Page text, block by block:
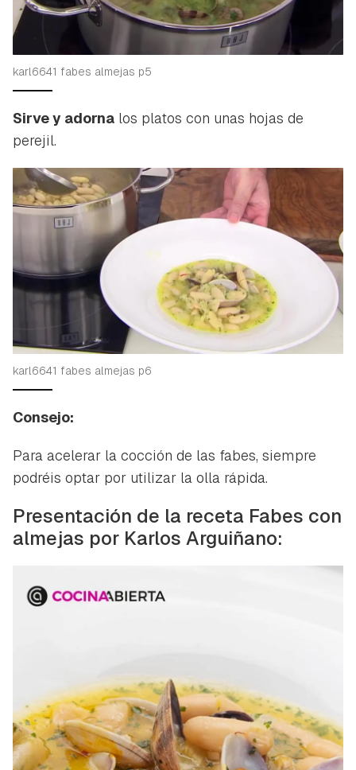
karl6641 fabes almejas p5
Sirve y adorna los platos con unas hojas de
perejil.
karl6641 fabes almejas p6
Consejo:
Para acelerar la cocción de las fabes, siempre
podréis optar por utilizar la olla rápida.
Presentación de la receta Fabes con
almejas por Karlos Arguiñano: